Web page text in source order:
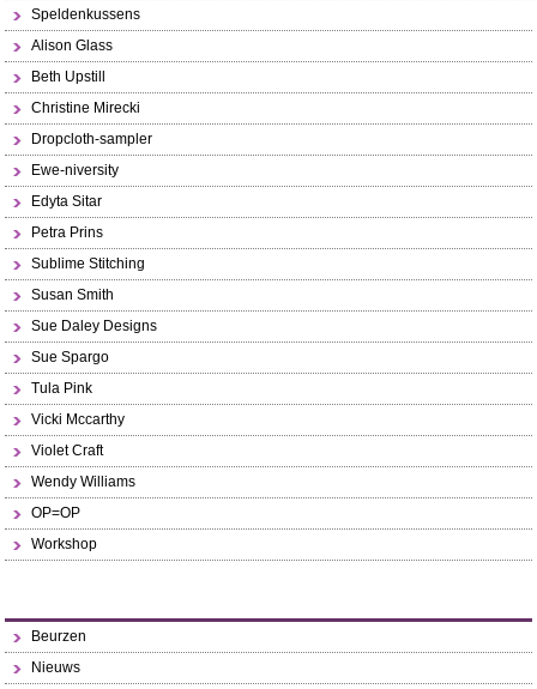
Speldenkussens
Alison Glass
Beth Upstill
Christine Mirecki
Dropcloth-sampler
Ewe-niversity
Edyta Sitar
Petra Prins
Sublime Stitching
Susan Smith
Sue Daley Designs
Sue Spargo
Tula Pink
Vicki Mccarthy
Violet Craft
Wendy Williams
OP=OP
Workshop
Beurzen
Nieuws